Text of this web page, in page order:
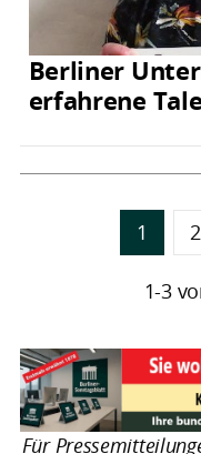
Berliner
erfahrene
1 2
1-3
Für